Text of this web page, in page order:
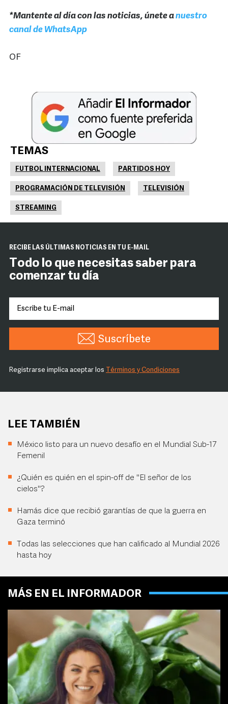
*Mantente al día con las noticias, únete anuestro
canal de WhatsApp
OF
TEMAS
FUTBOL INTERNACIONAL PARTIDOS HOY
PROGRAMACIÓN DE TELEVISIÓN TELEVISIÓN
STREAMING
RECIBE LAS ÚLTIMAS NOTICIAS EN TU E-MAIL
Todo lo que necesitas saber para
comenzar tu día
Suscríbete
Registrarse implica aceptar los Términos y Condiciones
LEE TAMBIÉN
México listo para un nuevo desafío en el Mundial Sub-17
Femenil
¿Quién es quién en el spin-off de "El señor de los
cielos"?
Hamás dice que recibió garantías de que la guerra en
Gaza terminó
Todas las selecciones que han calificado al Mundial 2026
hasta hoy
MÁS EN EL INFORMADOR